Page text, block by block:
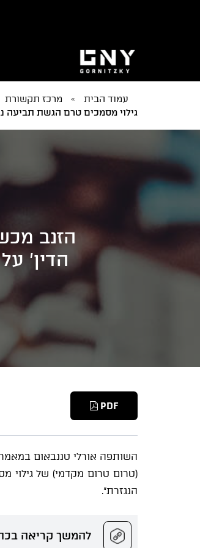
עמוד הבית » מרכז תקשורת
גילוי מסמכים טרם הגשת תביעה
הזנב
הדין'
PDF
השותפה אורלי טננבאום
(טרום טרום מקדמי) של גילוי
הנגזרת״.
להמשך קריאה